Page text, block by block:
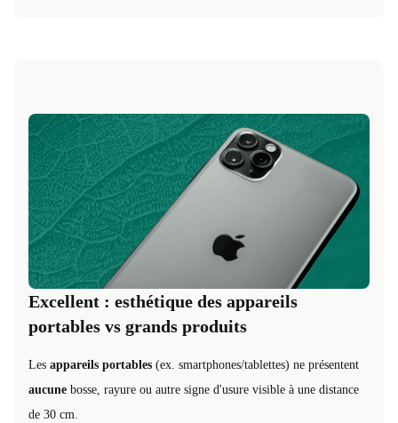
Excellent : esthétique des appareils
portables vs grands produits
Les appareils portables (ex. smartphones/tablettes) ne présentent
aucune bosse, rayure ou autre signe d'usure visible à une distance
de 30 cm.